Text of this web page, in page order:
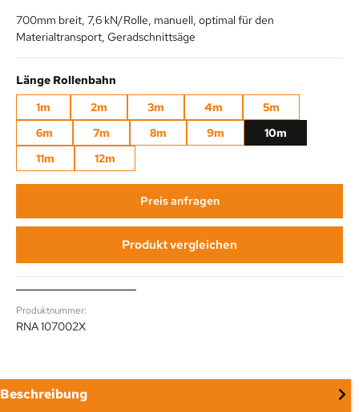
700mm breit, 7,6 kN/Rolle, manuell, optimal für den
Materialtransport, Geradschnittsäge
Länge Rollenbahn
1m 2m 3m 4m
5m
6m
7m 8m 9m
10m
11m
12m
Preis anfragen
Produkt vergleichen
Produktnummer:
RNA 107002X
Beschreibung